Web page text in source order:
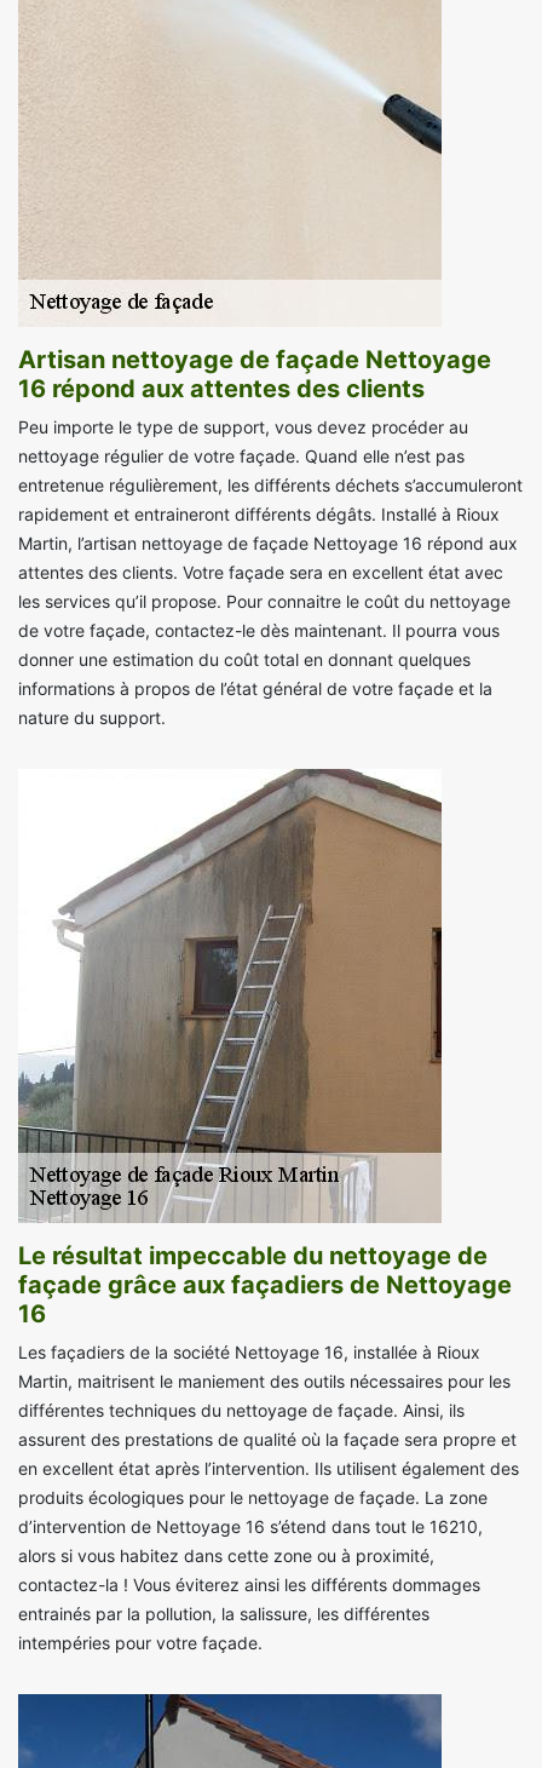
Artisan nettoyage de façade Nettoyage
16 répond aux attentes des clients
Peu importe le type de support, vous devez procéder au
nettoyage régulier de votre façade. Quand elle n’est pas
entretenue régulièrement, les différents déchets s’accumuleront
rapidement et entraineront différents dégâts. Installé à Rioux
Martin, l’artisan nettoyage de façade Nettoyage 16 répond aux
attentes des clients. Votre façade sera en excellent état avec
les services qu’il propose. Pour connaitre le coût du nettoyage
de votre façade, contactez-le dès maintenant. Il pourra vous
donner une estimation du coût total en donnant quelques
informations à propos de l’état général de votre façade et la
nature du support.
Le résultat impeccable du nettoyage de
façade grâce aux façadiers de Nettoyage
16
Les façadiers de la société Nettoyage 16, installée à Rioux
Martin, maitrisent le maniement des outils nécessaires pour les
différentes techniques du nettoyage de façade. Ainsi, ils
assurent des prestations de qualité où la façade sera propre et
en excellent état après l’intervention. Ils utilisent également des
produits écologiques pour le nettoyage de façade. La zone
d’intervention de Nettoyage 16 s’étend dans tout le 16210,
alors si vous habitez dans cette zone ou à proximité,
contactez-la ! Vous éviterez ainsi les différents dommages
entrainés par la pollution, la salissure, les différentes
intempéries pour votre façade.